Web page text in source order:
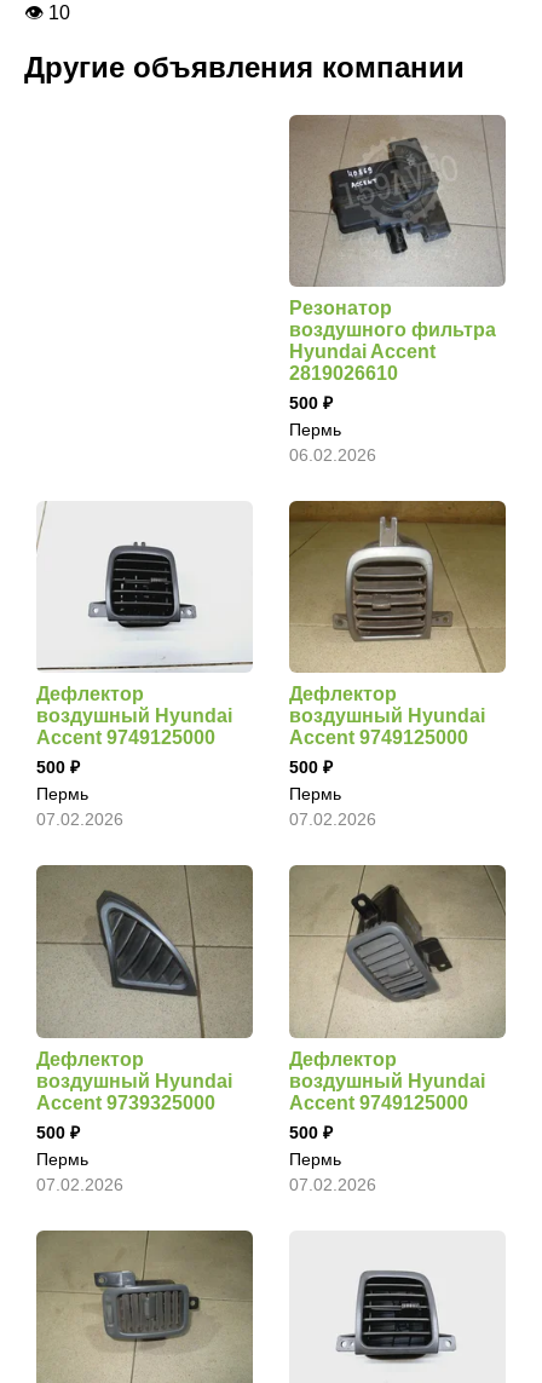
👁 10
Другие объявления компании
Резонатор
воздушного фильтра
Hyundai Accent
2819026610
500
Пермь
06.02.2026
Дефлектор
воздушный Hyundai
Accent 9749125000
500
Пермь
07.02.2026
Дефлектор
воздушный Hyundai
Accent 9749125000
500
Пермь
07.02.2026
Дефлектор
воздушный Hyundai
Accent 9739325000
500
Пермь
07.02.2026
Дефлектор
воздушный Hyundai
Accent 9749125000
500
Пермь
07.02.2026